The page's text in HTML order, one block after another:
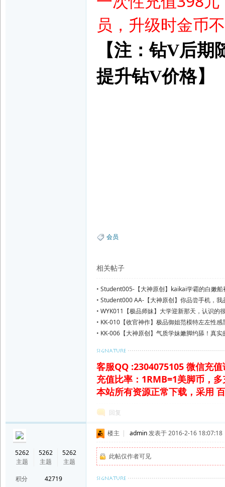
员， 升级时金币
【注：钻V后
提升钻V价格】
会员
相关帖子
• Student005-【大神原创】kaikai学霸的白嫩
想舔
• Student000 AA-【大神原创】你品尝手机，我
脚！
• WYK011【极品师妹】大学迎新那天，认识的
嫩
• KK-010【收官神作】极品御姐范模特左左性
在鞋里面的唾液！贱
• KK-006【大神原创】气质学妹嫩脚约舔！真
客服QQ :2304075105 微信充
充值比率：1RMB=1美脚币，
本站所有资源正常下载，采用
回复
5262
主题
5262
主题
5262
主题
积分
42719
楼主 | admin发表于 2016-2-16 18:07:18
此帖仅作者可见